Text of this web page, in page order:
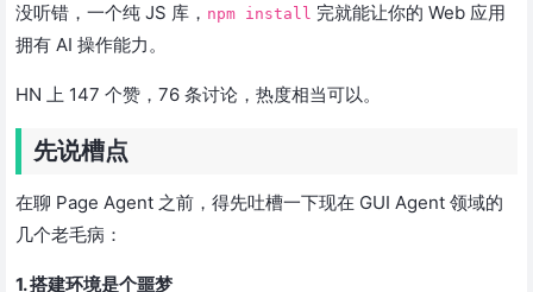
没听错，一个纯 JS 库， npm install 完就能让你的 Web 应用
拥有 AI 操作能力。
HN 上 147 个赞，76 条讨论，热度相当可以。
先说槽点
在聊 Page Agent 之前，得先吐槽一下现在 GUI Agent 领域的
几个老毛病：
1. 搭建环境是个噩梦